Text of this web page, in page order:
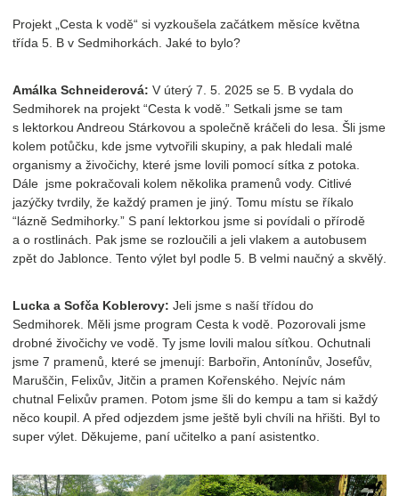
Projekt „Cesta k vodě“ si vyzkoušela začátkem měsíce května
třída 5. B v Sedmihorkách. Jaké to bylo?
Amálka Schneiderová: V úterý 7. 5. 2025 se 5. B vydala do
Sedmihorek na projekt “Cesta k vodě.” Setkali jsme se tam
s lektorkou Andreou Stárkovou a společně kráčeli do lesa. Šli jsme
kolem potůčku, kde jsme vytvořili skupiny, a pak hledali malé
organismy a živočichy, které jsme lovili pomocí sítka z potoka.
Dále jsme pokračovali kolem několika pramenů vody. Citlivé
jazýčky tvrdily, že každý pramen je jiný. Tomu místu se říkalo
“lázně Sedmihorky.” S paní lektorkou jsme si povídali o přírodě
a o rostlinách. Pak jsme se rozloučili a jeli vlakem a autobusem
zpět do Jablonce. Tento výlet byl podle 5. B velmi naučný a skvělý.
Lucka a Sofča Koblerovy: Jeli jsme s naší třídou do
Sedmihorek. Měli jsme program Cesta k vodě. Pozorovali jsme
drobné živočichy ve vodě. Ty jsme lovili malou síťkou. Ochutnali
jsme 7 pramenů, které se jmenují: Barbořin, Antonínův, Josefův,
Maruščin, Felixův, Jitčin a pramen Kořenského. Nejvíc nám
chutnal Felixův pramen. Potom jsme šli do kempu a tam si každý
něco koupil. A před odjezdem jsme ještě byli chvíli na hřišti. Byl to
super výlet. Děkujeme, paní učitelko a paní asistentko.